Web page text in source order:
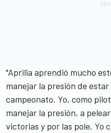
"Aprilia aprendió mucho
manejar la presión de
campeonato. Yo, como
manejar la presión, a
victorias y por las pole. Yo